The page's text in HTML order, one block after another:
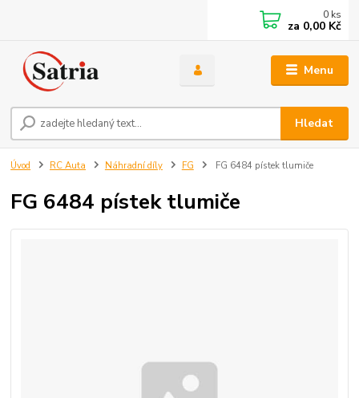
Menu
Hledat
0 ks
za 0,00 Kč
Úvod RC Auta Náhradní díly FG FG 6484 pístek tlumiče
FG 6484 pístek tlumiče